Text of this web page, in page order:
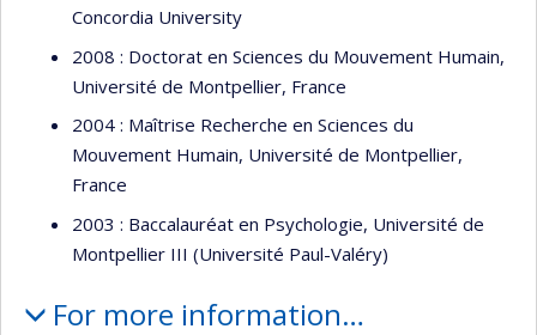
Concordia University
2008 : Doctorat en Sciences du Mouvement Humain,
Université de Montpellier, France
2004 : Maîtrise Recherche en Sciences du
Mouvement Humain, Université de Montpellier,
France
2003 : Baccalauréat en Psychologie, Université de
Montpellier III (Université Paul-Valéry)
For more information…